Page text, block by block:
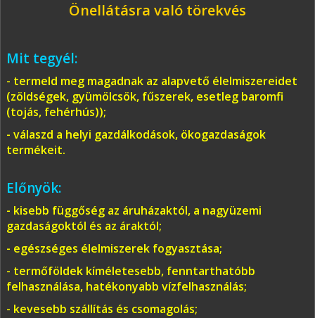
Önellátásra való törekvés
Mit tegyél:
- termeld meg magadnak az alapvető élelmiszereidet
(zöldségek, gyümölcsök, fűszerek, esetleg baromfi
(tojás, fehérhús));
- válaszd a helyi gazdálkodások, ökogazdaságok
termékeit.
Előnyök:
- kisebb függőség az áruházaktól, a nagyüzemi
gazdaságoktól és az áraktól;
- egészséges élelmiszerek fogyasztása;
- termőföldek kíméletesebb, fenntarthatóbb
felhasználása, hatékonyabb vízfelhasználás;
- kevesebb szállítás és csomagolás;